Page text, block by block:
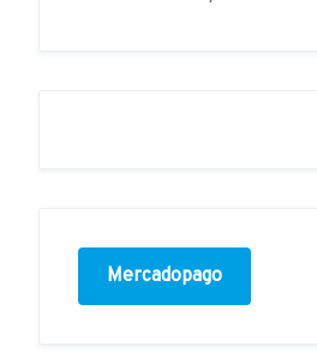
Mercadopago